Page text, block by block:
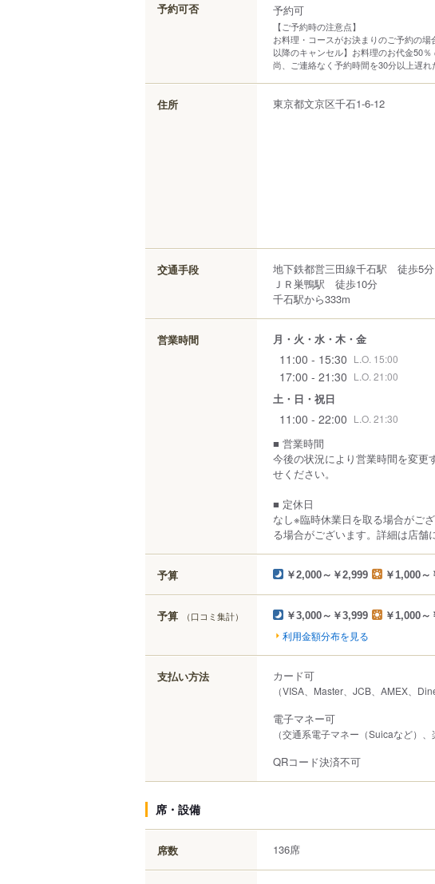
予約可否 予約可
【ご予約時の注意点】
お料理・コースがお決まりのご予約の
以降のキャンセル】お料理のお代金50
尚、ご連絡なく予約時間を30分以上遅れ
住所 東京都文京区千石1-6-12
交通手段
地下鉄都営三田線千石駅 徒歩5
ＪＲ巣鴨駅 徒歩10分
千石駅から333m
営業時間 月・火・水・木・金
11:00 - 15:30 L.O. 15:00
17:00 - 21:30 L.O. 21:00
土・日・祝日
11:00 - 22:00 L.O. 21:30
■ 営業時間
今後の状況により営業時間を変更
せください。
■ 定休日
なし※臨時休業日を取る場合がご
る場合がございます。詳細は店舗
予算 ￥2,000～￥2,999 ￥1,000～
予算 （口コミ集計） ￥3,000～￥3,999 ￥1,000～
利用金額分布を見る
支払い方法 カード可
（VISA、Master、JCB、AMEX、
電子マネー可
（交通系電子マネー（Suicaなど）、
QRコード決済不可
席・設備
席数 136席